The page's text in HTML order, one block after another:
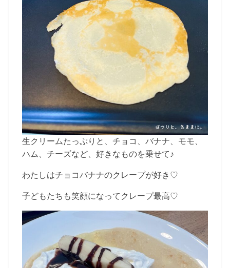
生クリームたっぷりと、チョコ、バナナ、モモ、
ハム、チーズなど、好きなものを乗せて♪
わたしはチョコバナナのクレープが好き♡
子どもたちも笑顔になってクレープ最高♡